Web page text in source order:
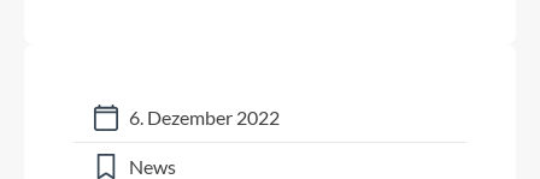
6. Dezember 2022
News